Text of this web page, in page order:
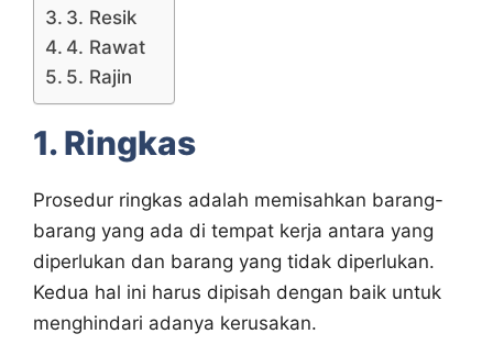
3. Resik
4. Rawat
5. Rajin
1. Ringkas
Prosedur ringkas adalah memisahkan barang-
barang yang ada di tempat kerja antara yang
diperlukan dan barang yang tidak diperlukan.
Kedua hal ini harus dipisah dengan baik untuk
menghindari adanya kerusakan.